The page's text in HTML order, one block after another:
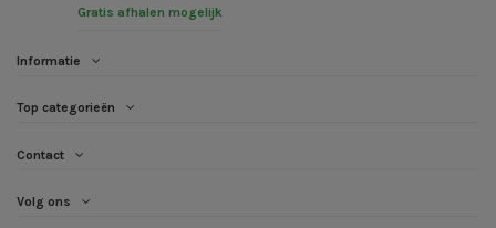
Gratis afhalen mogelijk
Informatie
Top categorieën
Contact
Volg ons